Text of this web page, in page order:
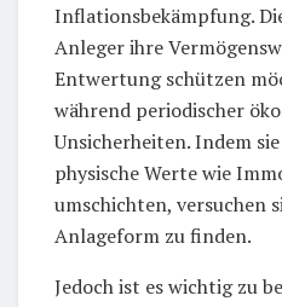
Inflationsbekämpfung.
Anleger ihre
Entwertung schützen
während periodischer
Unsicherheiten. Indem
physische Werte wie
umschichten, versuchen
Anlageform zu finden.
Jedoch ist es wichtig zu